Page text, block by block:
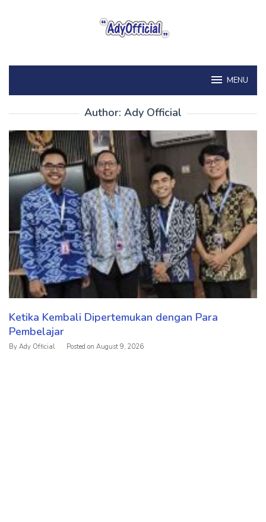
MENU
Author: Ady Official
Ketika Kembali Dipertemukan dengan Para
Pembelajar
By Ady Official Posted on August 9, 2026